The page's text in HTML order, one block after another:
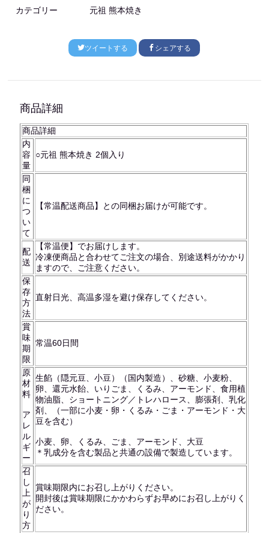
カテゴリー 元祖 熊本焼き
ツイートする シェアする
商品詳細
商品詳細
内
容
量
○元祖 熊本焼き 2個入り
同
梱
に
つ
い
て
【常温配送商品】との同梱お届けが可能です。
配
送
【常温便】でお届けします。
冷凍便商品と合わせてご注文の場合、別途送料がかかり
ますので、ご注意ください。
保
存
方
法
直射日光、高温多湿を避け保存してください。
賞
味
期
限
常温60日間
原
材
料
ア
レ
ル
ギ
ー
生餡（隠元豆、小豆）（国内製造）、砂糖、小麦粉、
卵、還元水飴、いりごま、くるみ、アーモンド、食用植
物油脂、ショートニング／トレハロース、膨張剤、乳化
剤、（一部に小麦・卵・くるみ・ごま・アーモンド・大
豆を含む）
小麦、卵、くるみ、ごま、アーモンド、大豆
＊乳成分を含む製品と共通の設備で製造しています。
召
し
上
が
り
方
賞味期限内にお召し上がりください。
開封後は賞味期限にかかわらずお早めにお召し上がりく
ださい。